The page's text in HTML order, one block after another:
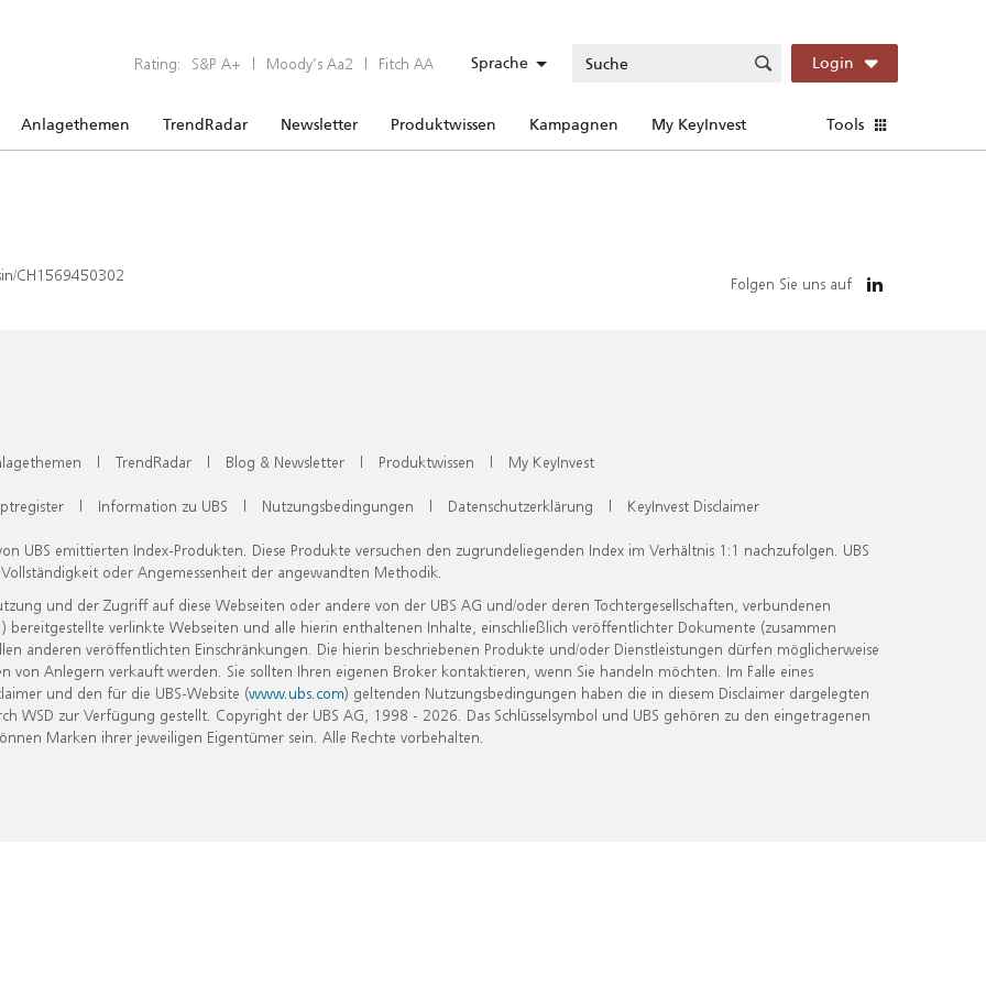
Rating: S&P A+ | Moody’s Aa2 | Fitch AA Sprache Login
Anlagethemen TrendRadar Newsletter Produktwissen Kampagnen My KeyInvest Tools
CH1569450302 Folgen Sie uns auf
| TrendRadar | Blog & Newsletter | Produktwissen | My KeyInvest
| Information zu UBS | Nutzungsbedingungen | Datenschutzerklärung | KeyInvest Disclaimer
UBS emittierten Index-Produkten. Diese Produkte versuchen den zugrundeliegenden Index im Verhältnis 1:1 nachzufolgen. UBS
oder Angemessenheit der angewandten Methodik.
und der Zugriff auf diese Webseiten oder andere von der UBS AG und/oder deren Tochtergesellschaften, verbundenen
verlinkte Webseiten und alle hierin enthaltenen Inhalte, einschließlich veröffentlichter Dokumente (zusammen
anderen veröffentlichten Einschränkungen. Die hierin beschriebenen Produkte und/oder Dienstleistungen dürfen möglicherweise
Anlegern verkauft werden. Sie sollten Ihren eigenen Broker kontaktieren, wenn Sie handeln möchten. Im Falle eines
und den für die UBS-Website (www.ubs.com) geltenden Nutzungsbedingungen haben die in diesem Disclaimer dargelegten
zur Verfügung gestellt. Copyright der UBS AG, 1998 - 2026. Das Schlüsselsymbol und UBS gehören zu den eingetragenen
Marken ihrer jeweiligen Eigentümer sein. Alle Rechte vorbehalten.